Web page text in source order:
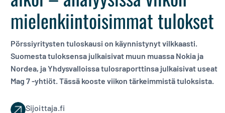
mielenkiintoisimmat tulokset
Pörssiyritysten tuloskausi on käynnistynyt vilkkaasti.
Suomesta tuloksensa julkaisivat muun muassa Nokia ja
Nordea, ja Yhdysvalloissa tulosraporttinsa julkaisivat useat
Mag 7 -yhtiöt. Tässä kooste viikon tärkeimmistä tuloksista.
Sijoittaja.fi